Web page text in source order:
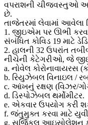
વપરાશની ચીજવસ્તુઓ
છે.
તાજેતરમાં લેવામાં આવેલા
1. જીઇએમ પર ઊભી
સંબંધિત કોવિડ 19 માટે
2. હાલની 32 ઉપરાંત
નીચેની કેટેગરીઓ, જે
a. નોવેલ કોરોનાવાયરસ
b. રિયુઝેબલ વિનાઇલ /
c. આંખનું રક્ષણ (વિઝર/
d. ડિસ્પોઝેબલ થર્મોમીટર.
e. એકવાર ઉપયોગ કરી
f. જંતુમુક્ત કરવા માટે
g. સર્જિકલ આઇસોલેશન